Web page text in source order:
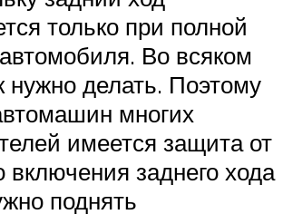
только при полной
Во всяком
нужно делать. Поэтому
многих
имеется защита от
включения заднего хода
поднять